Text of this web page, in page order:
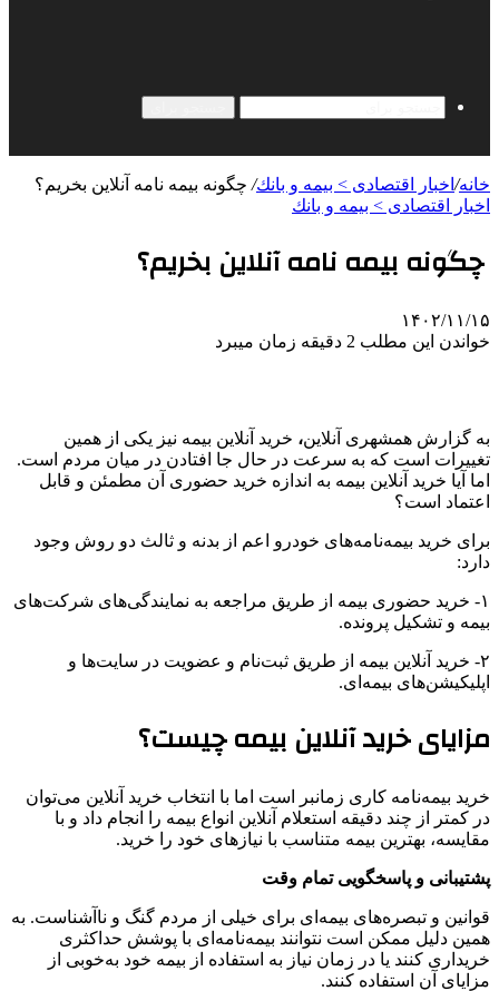
خانه/ اخبار اقتصادی > بيمه و بانك/ چگونه بیمه‌ نامه آنلاین بخریم؟
اخبار اقتصادی > بيمه و بانك
چگونه بیمه‌ نامه آنلاین بخریم؟
۱۴۰۲/۱۱/۱۵
خواندن این مطلب 2 دقیقه زمان میبرد
به گزارش همشهری آنلاین، خرید آنلاین بیمه نیز یکی از همین
تغییرات است که به سرعت در حال جا افتادن در میان مردم است.
اما آیا خرید آنلاین بیمه به اندازه خرید حضوری آن مطمئن و قابل
اعتماد است؟
برای خرید بیمه‌نامه‌های خودرو اعم از بدنه و ثالث دو روش وجود
دارد:
۱- خرید حضوری بیمه از طریق مراجعه به نمایندگی‌های شرکت‌های
بیمه و تشکیل پرونده.
۲- خرید آنلاین بیمه از طریق ثبت‌نام و عضویت در سایت‌ها و
اپلیکیشن‌های بیمه‌ای.
مزایای خرید آنلاین بیمه چیست؟
خرید بیمه‌نامه کاری زمانبر است اما با انتخاب خرید آنلاین می‌توان
در کمتر از چند دقیقه استعلام آنلاین انواع بیمه را انجام داد و با
مقایسه، بهترین بیمه متناسب با نیازهای خود را خرید.
پشتیبانی و پاسخگویی تمام وقت
قوانین و تبصره‌های بیمه‌ای برای خیلی از مردم گنگ و ناآشناست. به
همین دلیل ممکن است نتوانند بیمه‌نامه‌ای با پوشش حداکثری
خریداری کنند یا در زمان نیاز به استفاده از بیمه خود به‌خوبی از
مزایای آن استفاده کنند.